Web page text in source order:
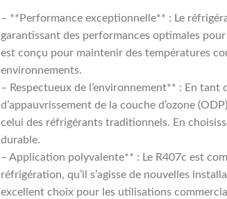
– **Performance exceptionnelle** : Le
garantissant des performances optimales
est conçu pour maintenir des températures
environnements.
– Respectueux de l’environnement** : En tant
d’appauvrissement de la couche d’ozone
celui des réfrigérants traditionnels. En
durable.
– Application polyvalente** : Le R407c est
réfrigération, qu’il s’agisse de nouvelles
excellent choix pour les utilisations